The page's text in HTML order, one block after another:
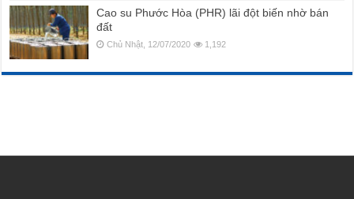
Cao su Phước Hòa (PHR) lãi đột biến nhờ bán
đất
Chủ Nhật, 12/07/2020 1,192